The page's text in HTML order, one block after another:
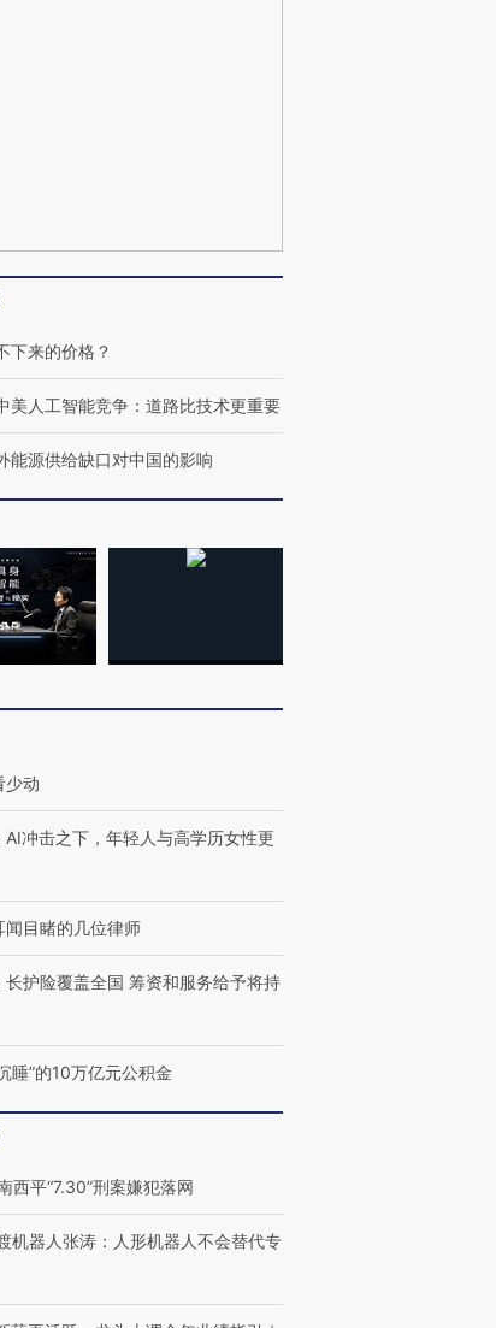
危
博
接产
【特别呈现】寻找100种
下来的价格？
美人工智能竞争：道路比技术更重要
能源供给缺口对中国的影响
少动
AI冲击之下，年轻人与高学历女性更
闻目睹的几位律师
长护险覆盖全国 筹资和服务给予将持
睡”的10万亿元公积金
西平“7.30”刑案嫌犯落网
机器人张涛：人形机器人不会替代专